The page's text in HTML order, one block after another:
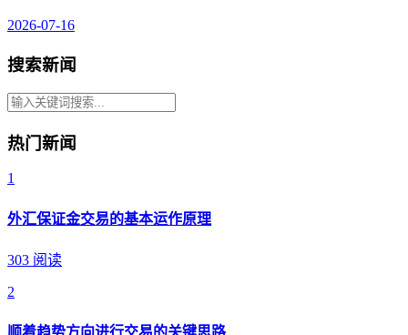
2026-07-16
搜索新闻
热门新闻
1
外汇保证金交易的基本运作原理
303 阅读
2
顺着趋势方向进行交易的关键思路